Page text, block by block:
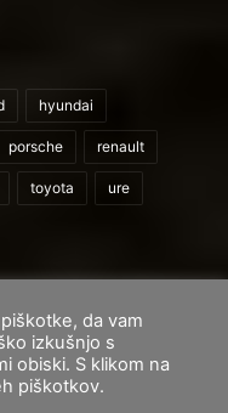
hyundai
porsche renault
toyota ure
Pogoji uporabe
da vam
izkušnjo s
obiski. S klikom na
piškotkov.